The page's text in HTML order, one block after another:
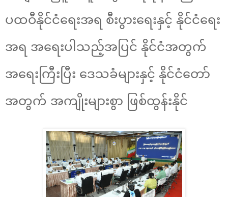
ပထဝီနိုင်ငံရေးအရ စီးပွားရေးနှင့် နိုင်ငံရေး
အရ အရေးပါသည့်အပြင် နိုင်ငံအတွက်
အရေးကြီးပြီး ဒေသခံများနှင့် နိုင်ငံတော်
အတွက် အကျိုးများစွာ ဖြစ်ထွန်းနိုင်